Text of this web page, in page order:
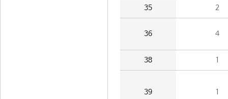
35 2
36 4
38 1
39 1